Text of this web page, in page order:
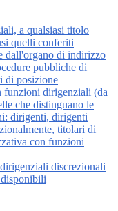
a qualsiasi titolo
quelli conferiti
dall'organo di indirizzo
pubbliche di
di posizione
funzioni dirigenziali (da
che distinguano le
dirigenti, dirigenti
titolari di
con funzioni
discrezionali